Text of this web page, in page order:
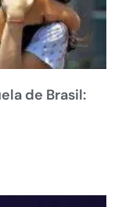
de Brasil: